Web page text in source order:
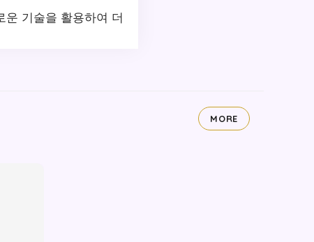
운 기술을 활용하여 더
MORE